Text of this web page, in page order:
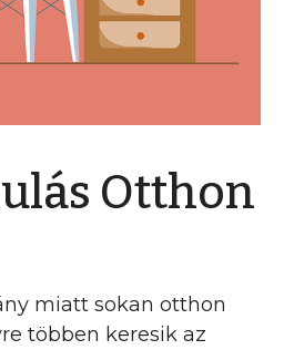
Otthon
miatt sokan otthon
többen keresik az